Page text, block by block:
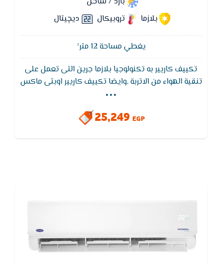
بلازما
تروبيكال ديچيتال
يغطي مساحة 12 متر²
تكييف كاريير به تكنولوجيا بلازما جرين التى تعمل على
تنقية الهواء من الاتربة ,وايضا تكييف كاريير اوبتى ماكس
يتميز بوظيفة التنظيف الذاتى لجهاز التكييف لتجفيف
...
25,249 EGP